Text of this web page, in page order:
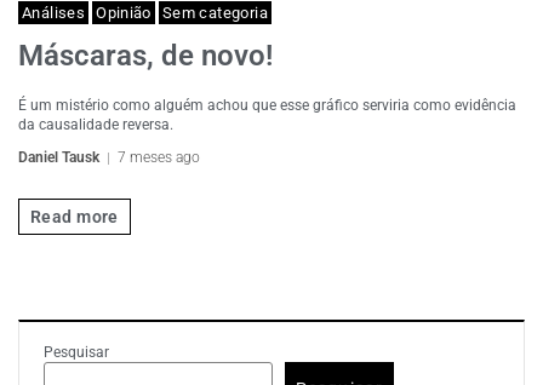
Análises Opinião Sem categoria
Máscaras, de novo!
É um mistério como alguém achou que esse gráfico serviria como evidência
da causalidade reversa.
Daniel Tausk
7 meses ago
Read more
Pesquisar